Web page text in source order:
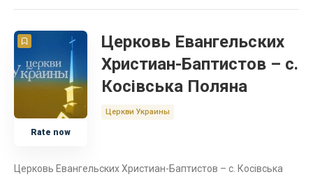
Rate now
Церковь Евангельских
Христиан-Баптистов – с.
Косівська Поляна
Церкви Украины
Церковь Евангельских Христиан-Баптистов – с. Косівська